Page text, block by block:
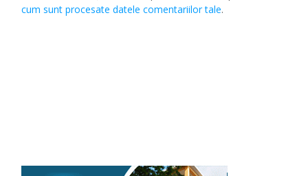
cum sunt procesate datele comentariilor tale.